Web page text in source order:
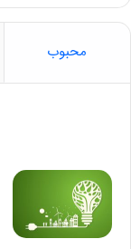
محبوب